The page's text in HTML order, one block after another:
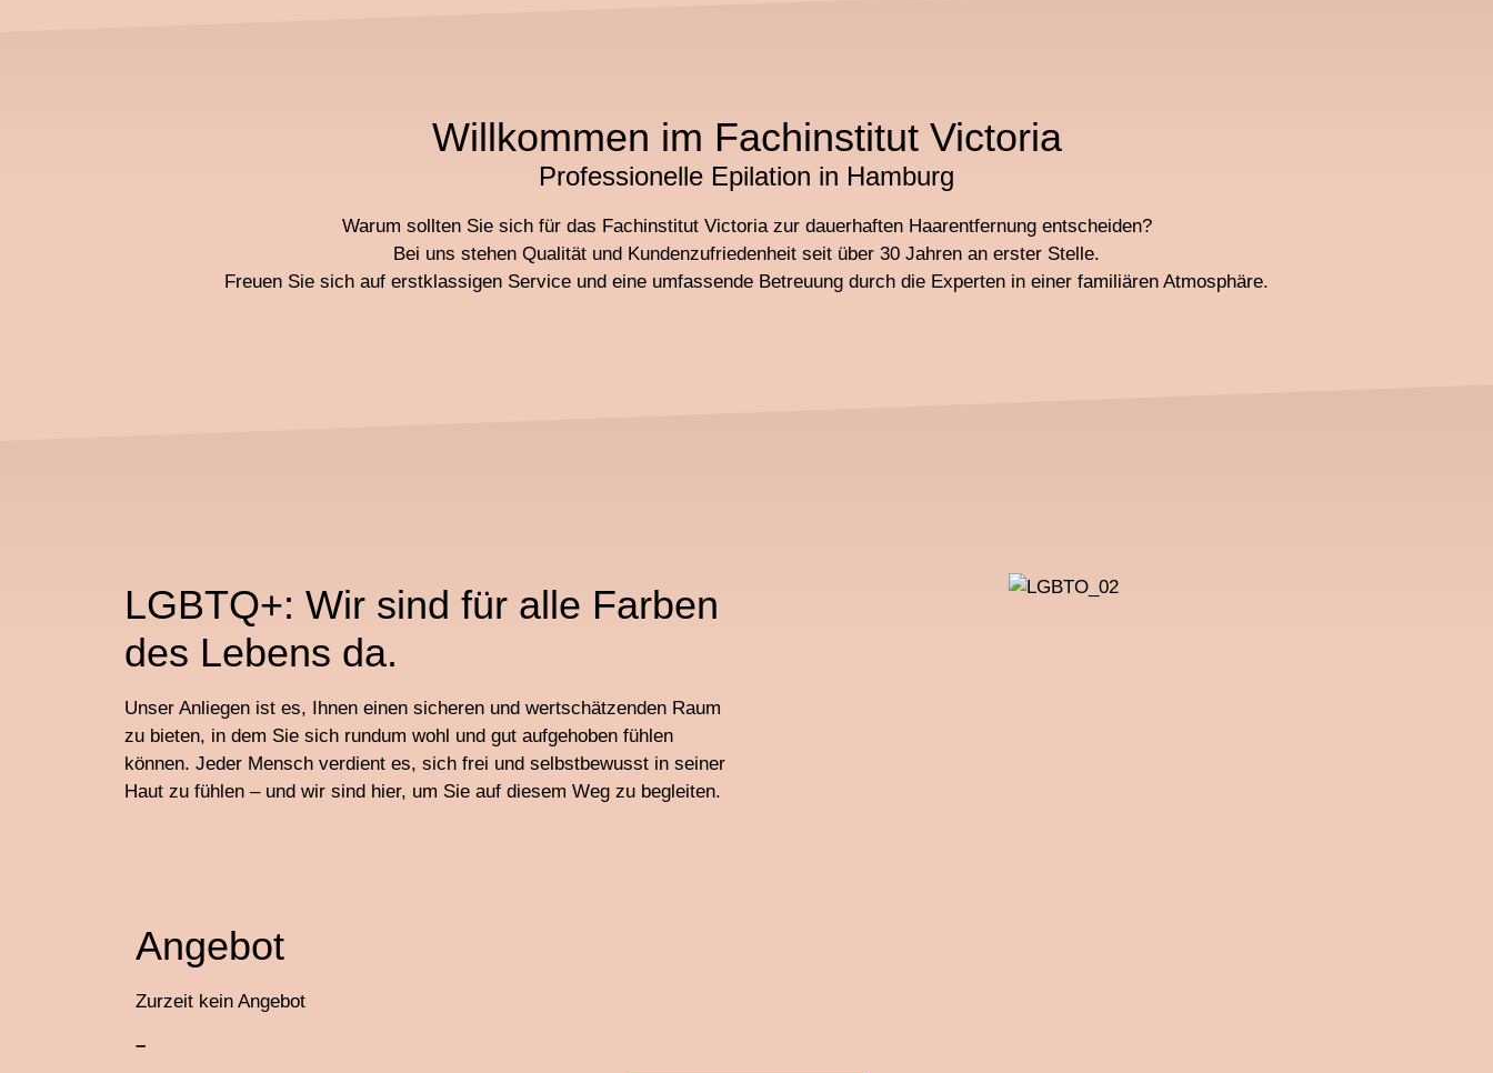
Willkommen im Fachinstitut Victoria
Professionelle Epilation in Hamburg
Warum sollten Sie sich für das Fachinstitut Victoria zur dauerhaften Haarentfernung entscheiden?
Bei uns stehen Qualität und Kundenzufriedenheit seit über 30 Jahren an erster Stelle.
Freuen Sie sich auf erstklassigen Service und eine umfassende Betreuung durch die Experten in einer familiären Atmosphäre.
LGBTQ+: Wir sind für alle Farben
des Lebens da.
Unser Anliegen ist es, Ihnen einen sicheren und wertschätzenden Raum
zu bieten, in dem Sie sich rundum wohl und gut aufgehoben fühlen
können. Jeder Mensch verdient es, sich frei und selbstbewusst in seiner
Haut zu fühlen – und wir sind hier, um Sie auf diesem Weg zu begleiten.
Angebot
Zurzeit kein Angebot
–